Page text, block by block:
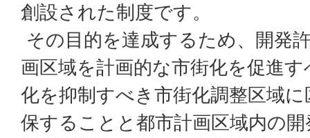
創設された制度です。
その目的を達成するため、開発
画区域を計画的な市街化を促進
化を抑制すべき市街化調整区域
保することと都市計画区域内の